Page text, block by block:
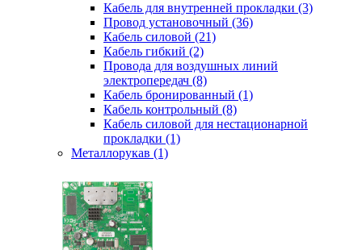
Кабель для внутренней прокладки (3)
Провод установочный (36)
Кабель силовой (21)
Кабель гибкий (2)
Провода для воздушных линий
электропередач (8)
Кабель бронированный (1)
Кабель контрольный (8)
Кабель силовой для нестационарной
прокладки (1)
Металлорукав (1)